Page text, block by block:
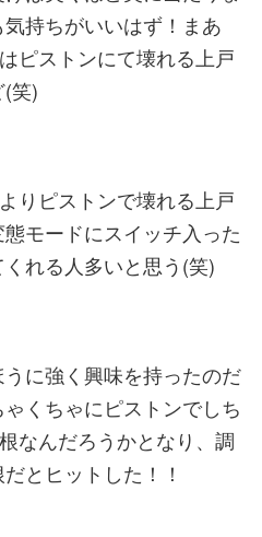
持ちがいいはず！まあ
ピストンにて壊れる上戸
笑)
りピストンで壊れる上戸
モードにスイッチ入った
れる人多いと思う(笑)
に強く興味を持ったのだ
くちゃにピストンでしち
なんだろうかとなり、調
とヒットした！！